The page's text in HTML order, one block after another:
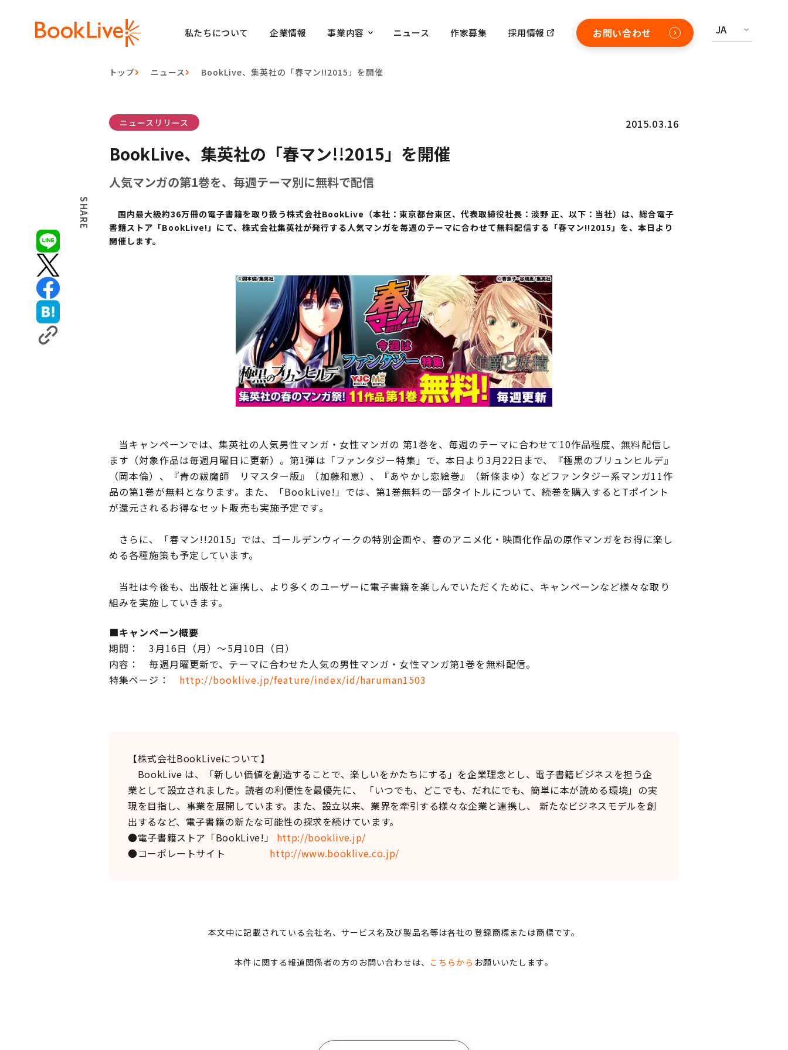
私たちについて 企業情報 事業内容 ニュース 作家募集 採用情報 お問い合わせ JA
トップ ニュース BookLive、集英社の「春マン!!2015」を開催
SHARE
ニュースリリース 2015.03.16
BookLive、集英社の「春マン!!2015」を開催
人気マンガの第1巻を、毎週テーマ別に無料で配信
国内最大級約36万冊の電子書籍を取り扱う株式会社BookLive（本社：東京都台東区、代表取締役社長：淡野 正、以下：当社）は、総合電子
書籍ストア「BookLive!」にて、株式会社集英社が発行する人気マンガを毎週のテーマに合わせて無料配信する「春マン!!2015」を、本日より
開催します。
当キャンペーンでは、集英社の人気男性マンガ・女性マンガの 第1巻を、毎週のテーマに合わせて10作品程度、無料配信し
ます（対象作品は毎週月曜日に更新）。第1弾は「ファンタジー特集」で、本日より3月22日まで、『極黒のブリュンヒルデ』
（岡本倫）、『青の祓魔師 リマスター版』（加藤和恵）、『あやかし恋絵巻』（新條まゆ）などファンタジー系マンガ11作
品の第1巻が無料となります。また、「BookLive!」では、第1巻無料の一部タイトルについて、続巻を購入するとTポイント
が還元されるお得なセット販売も実施予定です。
さらに、「春マン!!2015」では、ゴールデンウィークの特別企画や、春のアニメ化・映画化作品の原作マンガをお得に楽し
める各種施策も予定しています。
当社は今後も、出版社と連携し、より多くのユーザーに電子書籍を楽しんでいただくために、キャンペーンなど様々な取り
組みを実施していきます。
■キャンペーン概要
期間： 3月16日（月）～5月10日（日）
内容： 毎週月曜更新で、テーマに合わせた人気の男性マンガ・女性マンガ第1巻を無料配信。
特集ページ： http://booklive.jp/feature/index/id/haruman1503
【株式会社BookLiveについて】
BookLive は、「新しい価値を創造することで、楽しいをかたちにする」を企業理念とし、電子書籍ビジネスを担う企
業として設立されました。読者の利便性を最優先に、 「いつでも、どこでも、だれにでも、簡単に本が読める環境」の実
現を目指し、事業を展開しています。また、設立以来、業界を牽引する様々な企業と連携し、 新たなビジネスモデルを創
出するなど、電子書籍の新たな可能性の探求を続けています。
●電子書籍ストア「BookLive!」 http://booklive.jp/
●コーポレートサイト http://www.booklive.co.jp/
本文中に記載されている会社名、サービス名及び製品名等は各社の登録商標または商標です。
本件に関する報道関係者の方のお問い合わせは、 こちらから お願いいたします。